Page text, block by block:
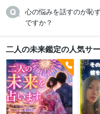
心の悩みを話すのが恥
ですか？
二人の未来鑑定の人気サ